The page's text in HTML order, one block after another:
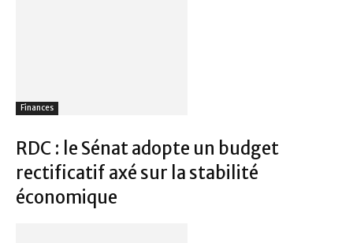
Finances
RDC : le Sénat adopte un budget
rectificatif axé sur la stabilité
économique